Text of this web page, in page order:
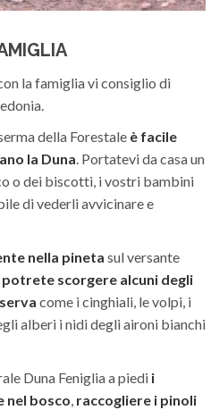
la famiglia vi consiglio di
della Forestale è facile
la Duna. Portatevi da casa un
o dei biscotti, i vostri bambini
di vederli avvicinare e
nella pineta sul versante
potrete scorgere alcuni degli
come i cinghiali, le volpi, i
alberi i nidi degli aironi bianchi
Duna Feniglia a piedi i
nel bosco, raccogliere i pinoli